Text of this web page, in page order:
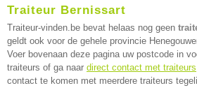
Traiteur Bernissart
Traiteur-vinden.be bevat helaas nog geen
geldt ook voor de gehele provincie
Voer bovenaan deze pagina uw postcode in
traiteurs of ga naar direct contact met traiteurs
contact te komen met meerdere traiteurs